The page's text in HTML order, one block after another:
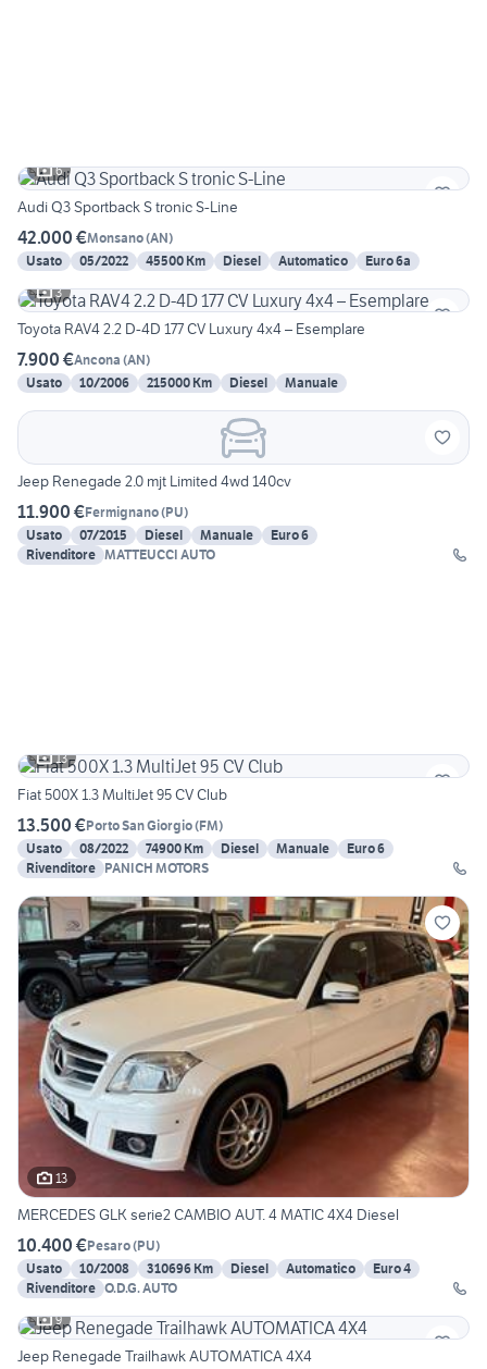
6
Audi Q3 Sportback S tronic S-Line
42.000 €Monsano(AN)
Usato
05/2022 45500 Km Diesel Automatico
Euro 6a
3
Toyota RAV4 2.2 D-4D 177 CV Luxury 4x4 – Esemplare
7.900 €Ancona (AN)
Usato
10/2006 215000 Km Diesel Manuale
Jeep Renegade 2.0 mjt Limited 4wd 140cv
11.900 €Fermignano(PU)
Usato
07/2015 Diesel Manuale
Euro 6
Rivenditore MATTEUCCI AUTO
13
Fiat 500X 1.3 MultiJet 95 CV Club
13.500 €Porto San Giorgio(FM)
Usato
08/2022 74900 Km Diesel Manuale
Euro 6
Rivenditore PANICH MOTORS
13
MERCEDES GLK serie2 CAMBIO AUT. 4 MATIC 4X4 Diesel
10.400 €Pesaro(PU)
Usato
10/2008 310696 Km Diesel Automatico
Euro 4
Rivenditore O.D.G. AUTO
9
Jeep Renegade Trailhawk AUTOMATICA 4X4